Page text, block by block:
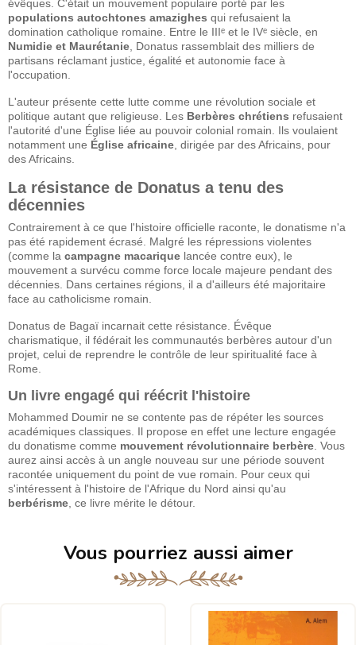
évêques. C'était un mouvement populaire porté par les
populations autochtones amazighes qui refusaient la
domination catholique romaine. Entre le IIIᵉ et le IVᵉ siècle, en
Numidie et Maurétanie , Donatus rassemblait des milliers de
partisans réclamant justice, égalité et autonomie face à
l'occupation.
L'auteur présente cette lutte comme une révolution sociale et
politique autant que religieuse. Les Berbères chrétiens refusaient
l'autorité d'une Église liée au pouvoir colonial romain. Ils voulaient
notamment une Église africaine , dirigée par des Africains, pour
des Africains.
La résistance de Donatus a tenu des
décennies
Contrairement à ce que l'histoire officielle raconte, le donatisme n'a
pas été rapidement écrasé. Malgré les répressions violentes
(comme la campagne macarique lancée contre eux), le
mouvement a survécu comme force locale majeure pendant des
décennies. Dans certaines régions, il a d'ailleurs été majoritaire
face au catholicisme romain.
Donatus de Bagaï incarnait cette résistance. Évêque
charismatique, il fédérait les communautés berbères autour d'un
projet, celui de reprendre le contrôle de leur spiritualité face à
Rome.
Un livre engagé qui réécrit l'histoire
Mohammed Doumir ne se contente pas de répéter les sources
académiques classiques. Il propose en effet une lecture engagée
du donatisme comme mouvement révolutionnaire berbère . Vous
aurez ainsi accès à un angle nouveau sur une période souvent
racontée uniquement du point de vue romain. Pour ceux qui
s'intéressent à l'histoire de l'Afrique du Nord ainsi qu'au
berbérisme , ce livre mérite le détour.
Vous pourriez aussi aimer